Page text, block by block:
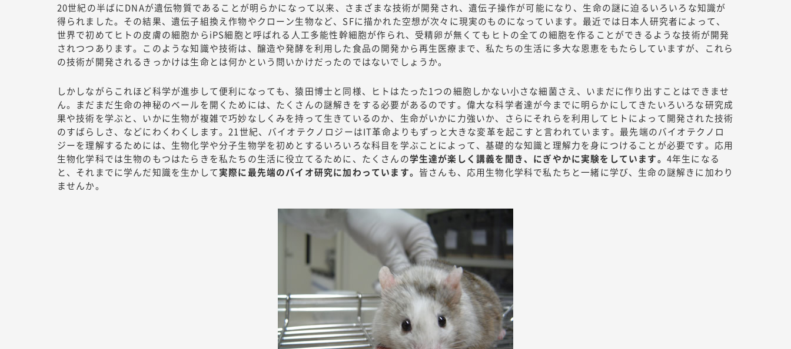
20世紀の半ばにDNAが遺伝物質であることが明らかになって以来、さまざまな技術が開発され、遺伝子操作が可能になり、生命の謎に迫るいろいろな知識が
得られました。その結果、遺伝子組換え作物やクローン生物など、SFに描かれた空想が次々に現実のものになっています。最近では日本人研究者によって、
世界で初めてヒトの皮膚の細胞からiPS細胞と呼ばれる人工多能性幹細胞が作られ、受精卵が無くてもヒトの全ての細胞を作ることができるような技術が開発
されつつあります。このような知識や技術は、醸造や発酵を利用した食品の開発から再生医療まで、私たちの生活に多大な恩恵をもたらしていますが、これら
の技術が開発されるきっかけは生命とは何かという問いかけだったのではないでしょうか。
しかしながらこれほど科学が進歩して便利になっても、猿田博士と同様、ヒトはたった1つの細胞しかない小さな細菌さえ、いまだに作り出すことはできませ
ん。まだまだ生命の神秘のベールを開くためには、たくさんの謎解きをする必要があるのです。偉大な科学者達が今までに明らかにしてきたいろいろな研究成
果や技術を学ぶと、いかに生物が複雑で巧妙なしくみを持って生きているのか、生命がいかに力強いか、さらにそれらを利用してヒトによって開発された技術
のすばらしさ、などにわくわくします。21世紀、バイオテクノロジーはIT革命よりもずっと大きな変革を起こすと言われています。最先端のバイオテクノロ
ジーを理解するためには、生物化学や分子生物学を初めとするいろいろな科目を学ぶことによって、基礎的な知識と理解力を身につけることが必要です。応用
生物化学科では生物のもつはたらきを私たちの生活に役立てるために、たくさんの学生達が楽しく講義を聞き、にぎやかに実験をしています。 4年生になる
と、それまでに学んだ知識を生かして実際に最先端のバイオ研究に加わっています。 皆さんも、応用生物化学科で私たちと一緒に学び、生命の謎解きに加わり
ませんか。